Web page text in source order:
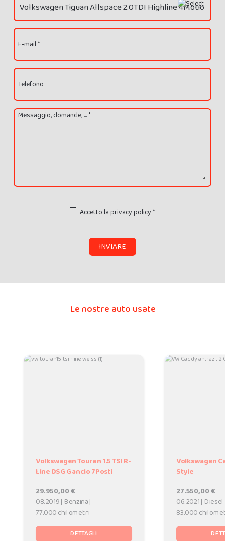
E-mail *
Telefono
Messaggio, domande, ... *
Accetto laprivacy policy*
INVIARE
Le nostre auto usate
Volkswagen Touran 1.5 TSI R-
Line DSG Gancio 7Posti
29.950,00 €
08.2019 | Benzina |
77.000 chilometri
DETTAGLI
Volkswagen
Style
27.550,00 €
06.2021 |
83.000